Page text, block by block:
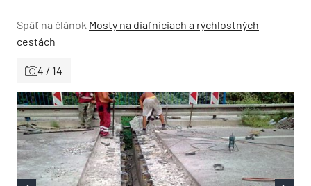
Späť na článok Mosty na diaľniciach a rýchlostných
cestách
4 / 14